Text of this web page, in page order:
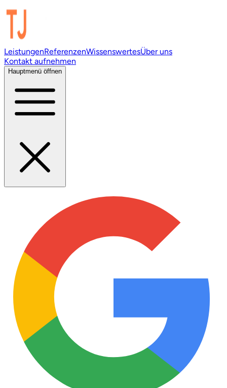
LeistungenReferenzenWissenswertesÜber uns
Kontakt aufnehmen
Hauptmenü öffnen